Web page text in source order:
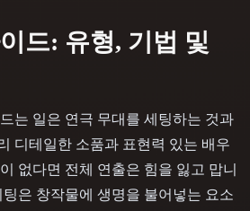
드: 유형, 기법 및
는 일은 연극 무대를 세팅하는 것과
디테일한 소품과 표현력 있는 배우
없다면 전체 연출은 힘을 잃고 맙니
은 창작물에 생명을 불어넣는 요소